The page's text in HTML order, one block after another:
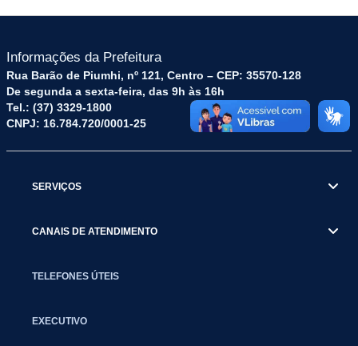
Informações da Prefeitura
Rua Barão de Piumhi, nº 121, Centro – CEP: 35570-128
De segunda a sexta-feira, das 9h às 16h
Tel.: (37) 3329-1800
CNPJ: 16.784.720/0001-25
SERVIÇOS
CANAIS DE ATENDIMENTO
TELEFONES ÚTEIS
EXECUTIVO